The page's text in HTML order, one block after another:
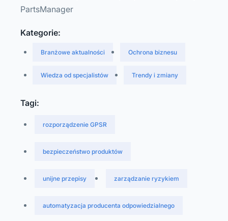
PartsManager
Kategorie:
Branżowe aktualności Ochrona biznesu
Wiedza od specjalistów Trendy i zmiany
Tagi:
rozporządzenie GPSR
bezpieczeństwo produktów
unijne przepisy zarządzanie ryzykiem
automatyzacja producenta odpowiedzialnego